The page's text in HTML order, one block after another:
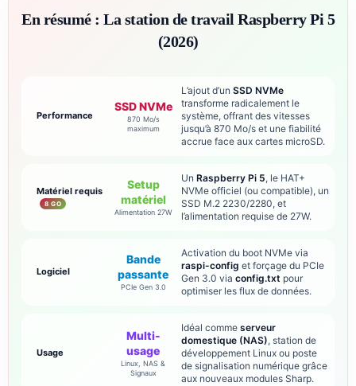
En résumé : La station de travail Raspberry Pi 5
(2026)
Performance
SSD NVMe
870 Mo/s
maximum
L’ajout d’un SSD NVMe
transforme radicalement le
système, offrant des vitesses
jusqu’à 870 Mo/s et une fiabilité
accrue face aux cartes microSD.
Matériel requis
8 GO
Setup
matériel
Alimentation 27W
Un Raspberry Pi 5, le HAT+
NVMe officiel (ou compatible), un
SSD M.2 2230/2280, et
l’alimentation requise de 27W.
Logiciel
Bande
passante
PCIe Gen 3.0
Activation du boot NVMe via
raspi-config et forçage du PCIe
Gen 3.0 via config.txt pour
optimiser les flux de données.
Usage
Multi-
usage
Linux, NAS &
Signaux
Idéal comme serveur
domestique (NAS), station de
développement Linux ou poste
de signalisation numérique grâce
aux nouveaux modules Sharp.